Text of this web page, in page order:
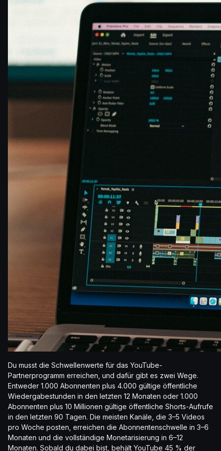
Du musst die Schwellenwerte für das YouTube-
Partnerprogramm erreichen, und dafür gibt es zwei Wege.
Entweder 1.000 Abonnenten plus 4.000 gültige öffentliche
Wiedergabestunden in den letzten 12 Monaten oder 1.000
Abonnenten plus 10 Millionen gültige öffentliche Shorts-Aufrufe
in den letzten 90 Tagen. Die meisten Kanäle, die 3–5 Videos
pro Woche posten, erreichen die Abonnentenschwelle in 3–6
Monaten und die vollständige Monetarisierung in 6–12
Monaten. Sobald du dabei bist, behält YouTube 45 % der